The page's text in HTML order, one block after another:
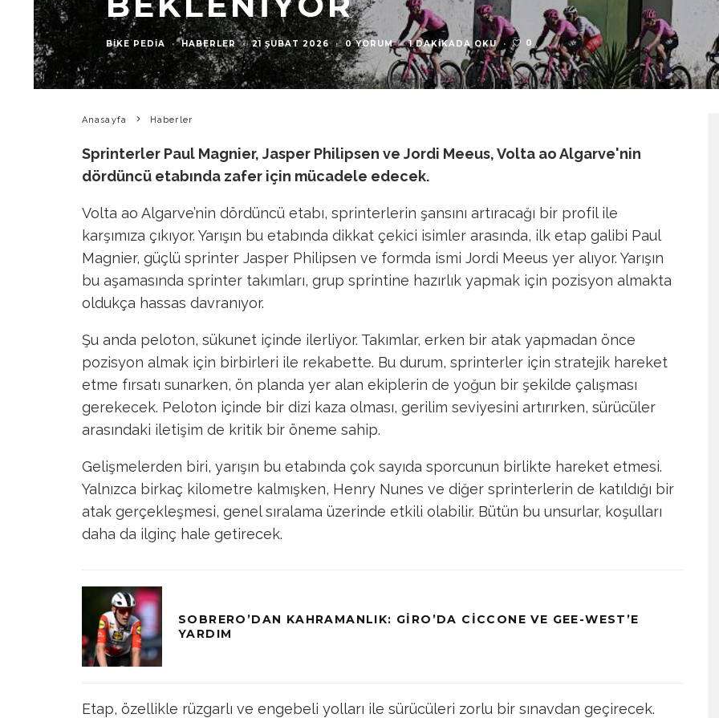
BIKE PEDIA · HABERLER · 21 ŞUBAT 2026 · 0 YORUM · 1 DAKIKADA OKU · 0
Anasayfa Haberler
Sprinterler Paul Magnier, Jasper Philipsen ve Jordi Meeus, Volta ao Algarve'nin
dördüncü etabında zafer için mücadele edecek.
Volta ao Algarve’nin dördüncü etabı, sprinterlerin şansını artıracağı bir profil ile
karşımıza çıkıyor. Yarışın bu etabında dikkat çekici isimler arasında, ilk etap galibi Paul
Magnier, güçlü sprinter Jasper Philipsen ve formda ismi Jordi Meeus yer alıyor. Yarışın
bu aşamasında sprinter takımları, grup sprintine hazırlık yapmak için pozisyon almakta
oldukça hassas davranıyor.
Şu anda peloton, sükunet içinde ilerliyor. Takımlar, erken bir atak yapmadan önce
pozisyon almak için birbirleri ile rekabette. Bu durum, sprinterler için stratejik hareket
etme fırsatı sunarken, ön planda yer alan ekiplerin de yoğun bir şekilde çalışması
gerekecek. Peloton içinde bir dizi kaza olması, gerilim seviyesini artırırken, sürücüler
arasındaki iletişim de kritik bir öneme sahip.
Gelişmelerden biri, yarışın bu etabında çok sayıda sporcunun birlikte hareket etmesi.
Yalnızca birkaç kilometre kalmışken, Henry Nunes ve diğer sprinterlerin de katıldığı bir
atak gerçekleşmesi, genel sıralama üzerinde etkili olabilir. Bütün bu unsurlar, koşulları
daha da ilginç hale getirecek.
SOBRERO’DAN KAHRAMANLIK: GIRO’DA CICCONE VE GEE-WEST’E
YARDIM
Etap, özellikle rüzgarlı ve engebeli yolları ile sürücüleri zorlu bir sınavdan geçirecek.